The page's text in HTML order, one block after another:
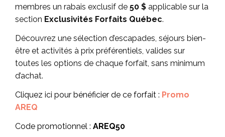
membres un rabais exclusif de 50 $ applicable sur la
section Exclusivités Forfaits Québec.
Découvrez une sélection d’escapades, séjours bien-
être et activités à prix préférentiels, valides sur
toutes les options de chaque forfait, sans minimum
d’achat.
Cliquez ici pour bénéficier de ce forfait : Promo
AREQ
Code promotionnel : AREQ50